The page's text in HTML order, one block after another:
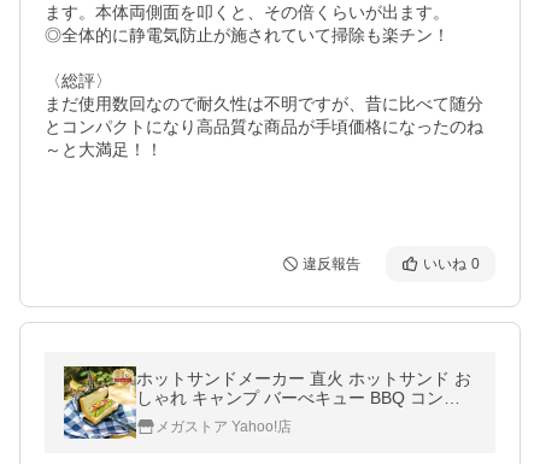
ます。本体両側面を叩くと、その倍くらいが出ます。
◎全体的に静電気防止が施されていて掃除も楽チン！
〈総評〉
まだ使用数回なので耐久性は不明ですが、昔に比べて随分
とコンパクトになり高品質な商品が手頃価格になったのね
～と大満足！！
違反報告 いいね 0
ホットサンドメーカー 直火 ホットサンド お
しゃれ キャンプ バーべキュー BBQ コンパ
クト 食パン 簡単 シンプル (D) 新生活
メガストア Yahoo!店